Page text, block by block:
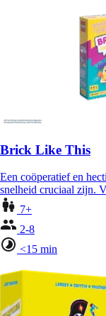
Brick Like This
Een coöperatief en
snelheid cruciaal zijn.
7+
2-8
<15 min